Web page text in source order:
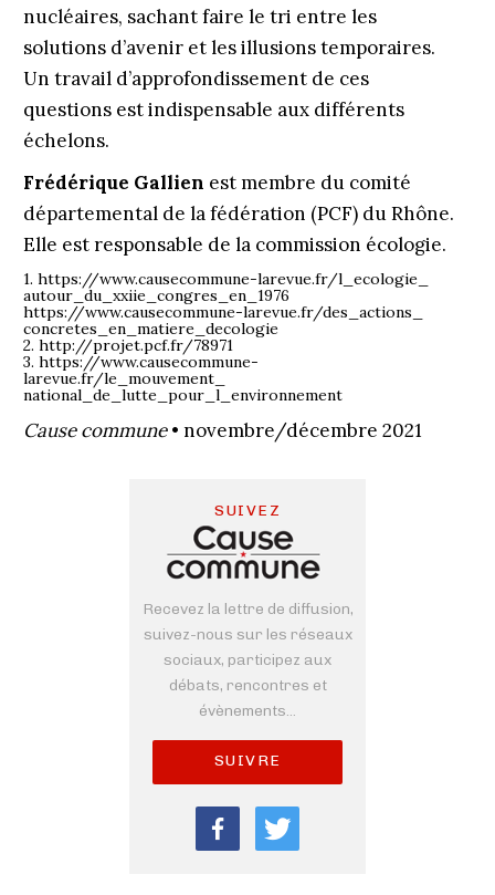
nucléaires, sachant faire le tri entre les
solutions d’avenir et les illusions temporaires.
Un travail d’approfondissement de ces
questions est indispensable aux différents
échelons.
Frédérique Gallien est membre du comité
départemental de la fédération (PCF) du Rhône.
Elle est responsable de la commission écologie.
1. https://www.causecommune-larevue.fr/l_ecologie_
autour_du_xxiie_congres_en_1976
https://www.causecommune-larevue.fr/des_actions_
concretes_en_matiere_decologie
2. http://projet.pcf.fr/78971
3. https://www.causecommune-
larevue.fr/le_mouvement_
national_de_lutte_pour_l_environnement
Cause commune• novembre/décembre 2021
SUIVEZ
Recevez la lettre de diffusion,
suivez-nous sur les réseaux
sociaux, participez aux
débats, rencontres et
évènements...
SUIVRE